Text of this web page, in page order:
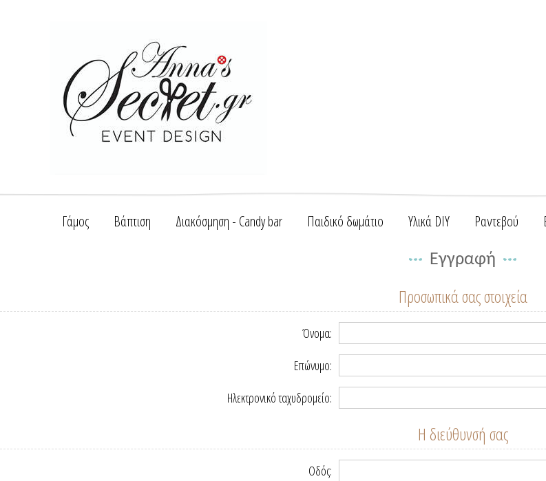
Γάμος Βάπτιση Διακόσμηση - Candy bar Παιδικό δωμάτιο Υλικά DIY Ραντεβού
Εγγραφή
Προσωπικά σας στοιχεία
Όνομα:
Επώνυμο:
Ηλεκτρονικό ταχυδρομείο:
Η διεύθυνσή σας
Οδός: